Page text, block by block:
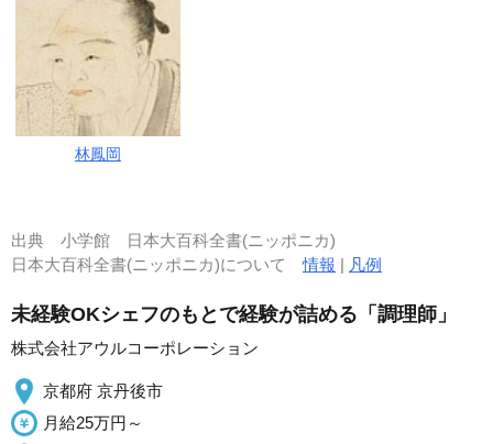
林鳳岡
出典 小学館 日本大百科全書(ニッポニカ)
日本大百科全書(ニッポニカ)について情報 | 凡例
未経験OKシェフのもとで経験が詰める「調理師」
株式会社アウルコーポレーション
京都府 京丹後市
月給25万円～